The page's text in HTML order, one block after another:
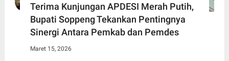
Terima Kunjungan APDESI Merah Putih,
Bupati Soppeng Tekankan Pentingnya
Sinergi Antara Pemkab dan Pemdes
Maret 15, 2026